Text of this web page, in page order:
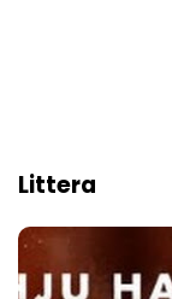
Littera